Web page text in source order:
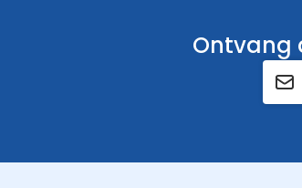
Ontvang
E-